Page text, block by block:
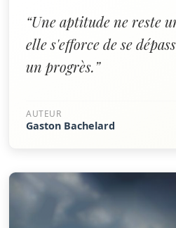
“Une aptitude ne reste
elle s'efforce de se
un progrès.”
AUTEUR
Gaston Bachelard